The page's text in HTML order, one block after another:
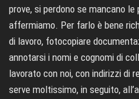
prove, si perdono se mancano le
affermiamo. Per farlo è bene
di lavoro, fotocopiare
annotarsi i nomi e cognomi di
lavorato con noi, con indirizzi di
serve moltissimo, in seguito,